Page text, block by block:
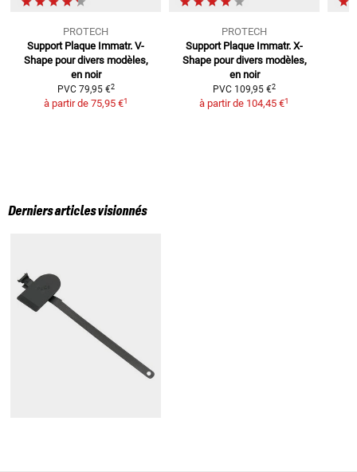
PROTECH
Support Plaque Immatr. V-
Shape pour divers modèles,
en noir
PVC 79,95 €2
à partir de 75,95 €1
PROTECH
Support Plaque Immatr. X-
Shape pour divers modèles,
en noir
PVC 109,95 €2
à partir de 104,45 €1
Derniers articles visionnés